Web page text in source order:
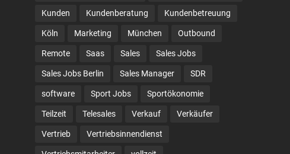
Kunden Kundenberatung Kundenbetreuung
Köln Marketing München Outbound
Remote Saas Sales Sales Jobs
Sales Jobs Berlin Sales Manager SDR
software Sport Jobs Sportökonomie
Teilzeit Telesales Verkauf Verkäufer
Vertrieb Vertriebsinnendienst